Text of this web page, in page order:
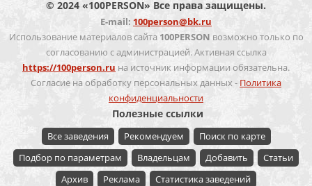
© 2024 «100PERSON» Все права защищены.
E-mail: 100person@bk.ru
Использование материалов сайта 100PERSON возможно только по
согласованию с администрацией. Активная ссылка
https://100person.ru на источник информации обязательна.
Согласие на обработку персональных данных - Политика
конфиденциальности
Полезные ссылки
Все заведения Рекомендуем
Поиск по карте
Подбор по параметрам
Владельцам Добавить
Статьи
Архив
Реклама Статистика заведений